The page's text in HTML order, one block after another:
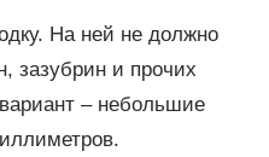
На ней не должно
зазубрин и прочих
– небольшие